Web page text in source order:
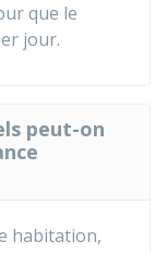
que le
jour.
peut-on
habitation,